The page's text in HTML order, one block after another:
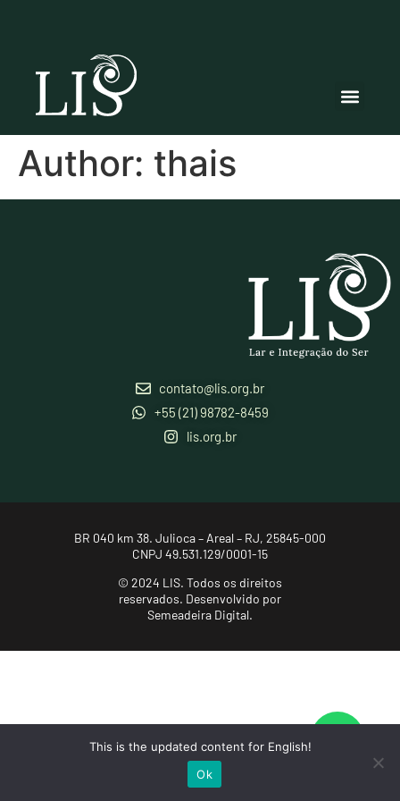
Author: thais
contato@lis.org.br
+55 (21) 98782-8459
lis.org.br
BR 040 km 38. Julioca – Areal – RJ, 25845-000
CNPJ 49.531.129/0001-15
© 2024 LIS. Todos os direitos
reservados. Desenvolvido por
Semeadeira Digital.
This is the updated content for English!
Ok